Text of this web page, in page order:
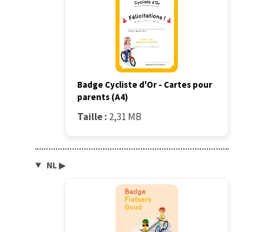
Badge Cycliste d'Or - Cartes pour
parents (A4)
Taille : 2,31 MB
NL ▶